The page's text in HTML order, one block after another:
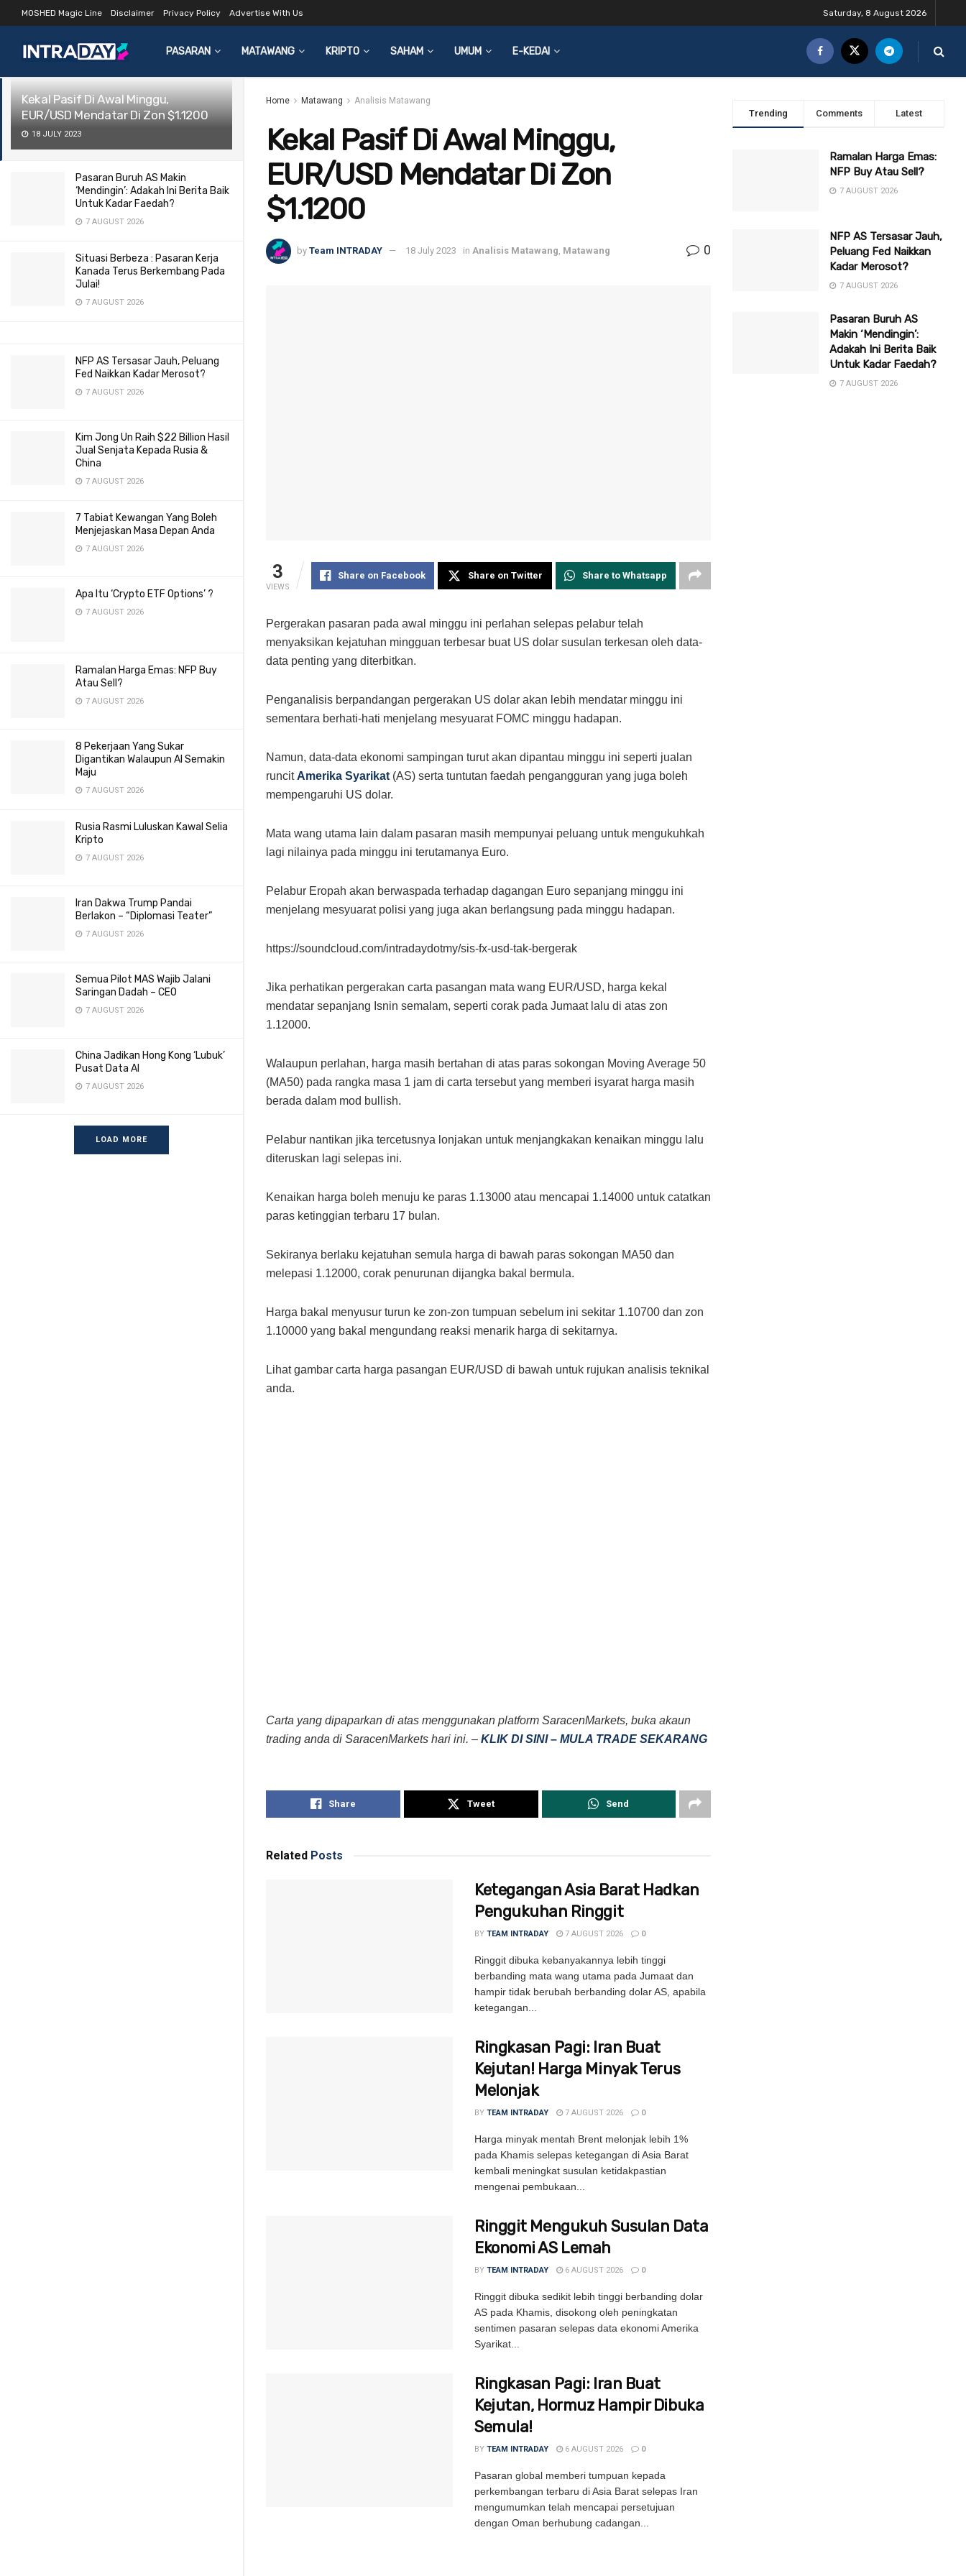
LATEST TRENDING Filter
Kekal Pasif Di Awal Minggu,
EUR/USD Mendatar Di Zon $1.1200
18 JULY 2023
Pasaran Buruh AS Makin
‘Mendingin’: Adakah Ini Berita Baik
Untuk Kadar Faedah?
7 AUGUST 2026
Situasi Berbeza : Pasaran Kerja
Kanada Terus Berkembang Pada
Julai!
7 AUGUST 2026
NFP AS Tersasar Jauh, Peluang
Fed Naikkan Kadar Merosot?
7 AUGUST 2026
Kim Jong Un Raih $22 Billion Hasil
Jual Senjata Kepada Rusia &
China
7 AUGUST 2026
7 Tabiat Kewangan Yang Boleh
Menjejaskan Masa Depan Anda
7 AUGUST 2026
Apa Itu ‘Crypto ETF Options’ ?
7 AUGUST 2026
Ramalan Harga Emas: NFP Buy
Atau Sell?
7 AUGUST 2026
8 Pekerjaan Yang Sukar
Digantikan Walaupun AI Semakin
Maju
7 AUGUST 2026
Rusia Rasmi Luluskan Kawal Selia
Kripto
7 AUGUST 2026
Iran Dakwa Trump Pandai
Berlakon – “Diplomasi Teater”
7 AUGUST 2026
Semua Pilot MAS Wajib Jalani
Saringan Dadah – CEO
7 AUGUST 2026
China Jadikan Hong Kong ‘Lubuk’
Pusat Data AI
7 AUGUST 2026
LOAD MORE
MOSHED Magic Line Disclaimer Privacy Policy Advertise With Us Saturday, 8 August 2026
PASARAN MATAWANG KRIPTO SAHAM UMUM E-KEDAI
Home Matawang Analisis Matawang
Kekal Pasif Di Awal Minggu,
EUR/USD Mendatar Di Zon
$1.1200
by Team INTRADAY 18 July 2023 in Analisis Matawang Matawang 0
3
VIEWS
Share on Facebook Share on Twitter Share to Whatsapp
Pergerakan pasaran pada awal minggu ini perlahan selepas pelabur telah
menyaksikan kejatuhan mingguan terbesar buat US dolar susulan terkesan oleh data-
data penting yang diterbitkan.
Penganalisis berpandangan pergerakan US dolar akan lebih mendatar minggu ini
sementara berhati-hati menjelang mesyuarat FOMC minggu hadapan.
Namun, data-data ekonomi sampingan turut akan dipantau minggu ini seperti jualan
runcit Amerika Syarikat (AS) serta tuntutan faedah pengangguran yang juga boleh
mempengaruhi US dolar.
Mata wang utama lain dalam pasaran masih mempunyai peluang untuk mengukuhkah
lagi nilainya pada minggu ini terutamanya Euro.
Pelabur Eropah akan berwaspada terhadap dagangan Euro sepanjang minggu ini
menjelang mesyuarat polisi yang juga akan berlangsung pada minggu hadapan.
https://soundcloud.com/intradaydotmy/sis-fx-usd-tak-bergerak
Jika perhatikan pergerakan carta pasangan mata wang EUR/USD, harga kekal
mendatar sepanjang Isnin semalam, seperti corak pada Jumaat lalu di atas zon
1.12000.
Walaupun perlahan, harga masih bertahan di atas paras sokongan Moving Average 50
(MA50) pada rangka masa 1 jam di carta tersebut yang memberi isyarat harga masih
berada dalam mod bullish.
Pelabur nantikan jika tercetusnya lonjakan untuk menjangkakan kenaikan minggu lalu
diteruskan lagi selepas ini.
Kenaikan harga boleh menuju ke paras 1.13000 atau mencapai 1.14000 untuk catatkan
paras ketinggian terbaru 17 bulan.
Sekiranya berlaku kejatuhan semula harga di bawah paras sokongan MA50 dan
melepasi 1.12000, corak penurunan dijangka bakal bermula.
Harga bakal menyusur turun ke zon-zon tumpuan sebelum ini sekitar 1.10700 dan zon
1.10000 yang bakal mengundang reaksi menarik harga di sekitarnya.
Lihat gambar carta harga pasangan EUR/USD di bawah untuk rujukan analisis teknikal
anda.
Carta yang dipaparkan di atas menggunakan platform SaracenMarkets, buka akaun
trading anda di SaracenMarkets hari ini. – KLIK DI SINI – MULA TRADE SEKARANG
Share Tweet Send
Related Posts
Ketegangan Asia Barat Hadkan
Pengukuhan Ringgit
BY TEAM INTRADAY 7 AUGUST 2026 0
Ringgit dibuka kebanyakannya lebih tinggi
berbanding mata wang utama pada Jumaat dan
hampir tidak berubah berbanding dolar AS, apabila
ketegangan...
Ringkasan Pagi: Iran Buat
Kejutan! Harga Minyak Terus
Melonjak
BY TEAM INTRADAY 7 AUGUST 2026 0
Harga minyak mentah Brent melonjak lebih 1%
pada Khamis selepas ketegangan di Asia Barat
kembali meningkat susulan ketidakpastian
mengenai pembukaan...
Ringgit Mengukuh Susulan Data
Ekonomi AS Lemah
BY TEAM INTRADAY 6 AUGUST 2026 0
Ringgit dibuka sedikit lebih tinggi berbanding dolar
AS pada Khamis, disokong oleh peningkatan
sentimen pasaran selepas data ekonomi Amerika
Syarikat...
Ringkasan Pagi: Iran Buat
Kejutan, Hormuz Hampir Dibuka
Semula!
BY TEAM INTRADAY 6 AUGUST 2026 0
Pasaran global memberi tumpuan kepada
perkembangan terbaru di Asia Barat selepas Iran
mengumumkan telah mencapai persetujuan
dengan Oman berhubung cadangan...
Trending Comments Latest
Ramalan Harga Emas:
NFP Buy Atau Sell?
7 AUGUST 2026
NFP AS Tersasar Jauh,
Peluang Fed Naikkan
Kadar Merosot?
7 AUGUST 2026
Pasaran Buruh AS
Makin ‘Mendingin’:
Adakah Ini Berita Baik
Untuk Kadar Faedah?
7 AUGUST 2026